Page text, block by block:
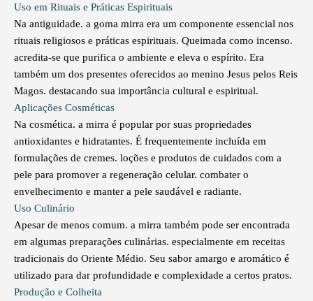
Uso em Rituais e Práticas Espirituais
Na antiguidade. a goma mirra era um componente essencial nos
rituais religiosos e práticas espirituais. Queimada como incenso.
acredita-se que purifica o ambiente e eleva o espírito. Era
também um dos presentes oferecidos ao menino Jesus pelos Reis
Magos. destacando sua importância cultural e espiritual.
Aplicações Cosméticas
Na cosmética. a mirra é popular por suas propriedades
antioxidantes e hidratantes. É frequentemente incluída em
formulações de cremes. loções e produtos de cuidados com a
pele para promover a regeneração celular. combater o
envelhecimento e manter a pele saudável e radiante.
Uso Culinário
Apesar de menos comum. a mirra também pode ser encontrada
em algumas preparações culinárias. especialmente em receitas
tradicionais do Oriente Médio. Seu sabor amargo e aromático é
utilizado para dar profundidade e complexidade a certos pratos.
Produção e Colheita